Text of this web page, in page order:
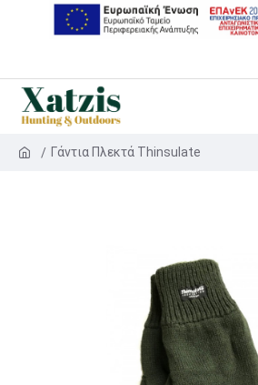
Γάντια Πλεκτά Thinsulate